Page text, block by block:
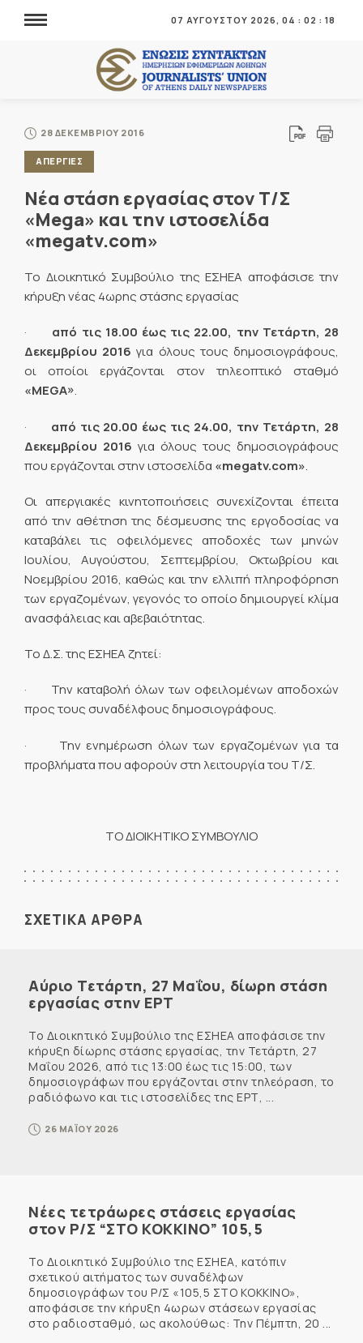
07 ΑΥΓΟΥΣΤΟΥ 2026, 04 : 02 : 18
28 ΔΕΚΕΜΒΡΙΟΥ 2016
ΑΠΕΡΓΙΕΣ
Νέα στάση εργασίας στον Τ/Σ
«Mega» και την ιστοσελίδα
«megatv.com»
Το Διοικητικό Συμβούλιο της ΕΣΗΕΑ αποφάσισε την
κήρυξη νέας 4ωρης στάσης εργασίας
· από τις 18.00 έως τις 22.00, την Τετάρτη, 28
Δεκεμβρίου 2016 για όλους τους δημοσιογράφους,
οι οποίοι εργάζονται στον τηλεοπτικό σταθμό
«MEGA».
· από τις 20.00 έως τις 24.00, την Τετάρτη, 28
Δεκεμβρίου 2016 για όλους τους δημοσιογράφους
που εργάζονται στην ιστοσελίδα «megatv.com».
Οι απεργιακές κινητοποιήσεις συνεχίζονται έπειτα
από την αθέτηση της δέσμευσης της εργοδοσίας να
καταβάλει τις οφειλόμενες αποδοχές των μηνών
Ιουλίου, Αυγούστου, Σεπτεμβρίου, Οκτωβρίου και
Νοεμβρίου 2016, καθώς και την ελλιπή πληροφόρηση
των εργαζομένων, γεγονός το οποίο δημιουργεί κλίμα
ανασφάλειας και αβεβαιότητας.
Το Δ.Σ. της ΕΣΗΕΑ ζητεί:
· Την καταβολή όλων των οφειλομένων αποδοχών
προς τους συναδέλφους δημοσιογράφους.
· Την ενημέρωση όλων των εργαζομένων για τα
προβλήματα που αφορούν στη λειτουργία του Τ/Σ.
ΤΟ ΔΙΟΙΚΗΤΙΚΟ ΣΥΜΒΟΥΛΙΟ
ΣΧΕΤΙΚΑ ΑΡΘΡΑ
Αύριο Τετάρτη, 27 Μαΐου, δίωρη στάση
εργασίας στην ΕΡΤ
Το Διοικητικό Συμβούλιο της ΕΣΗΕΑ αποφάσισε την
κήρυξη δίωρης στάσης εργασίας, την Τετάρτη, 27
Μαΐου 2026, από τις 13:00 έως τις 15:00, των
δημοσιογράφων που εργάζονται στην τηλεόραση, το
ραδιόφωνο και τις ιστοσελίδες της ΕΡΤ, ...
26 ΜΑΪΟΥ 2026
Νέες τετράωρες στάσεις εργασίας
στον Ρ/Σ “ΣΤΟ ΚΟΚΚΙΝΟ” 105,5
Το Διοικητικό Συμβούλιο της ΕΣΗΕΑ, κατόπιν
σχετικού αιτήματος των συναδέλφων
δημοσιογράφων του Ρ/Σ «105,5 ΣΤΟ ΚΟΚΚΙΝΟ»,
αποφάσισε την κήρυξη 4ωρων στάσεων εργασίας
στο ραδιοσταθμό, ως ακολούθως: Την Πέμπτη, 20 ...